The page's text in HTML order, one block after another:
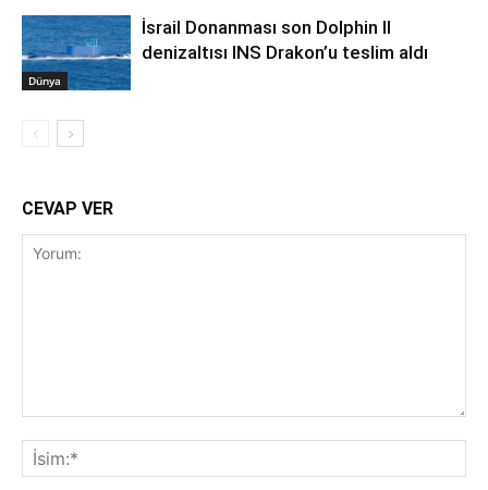
Dünya
İsrail Donanması son Dolphin II
denizaltısı INS Drakon’u teslim aldı
CEVAP VER